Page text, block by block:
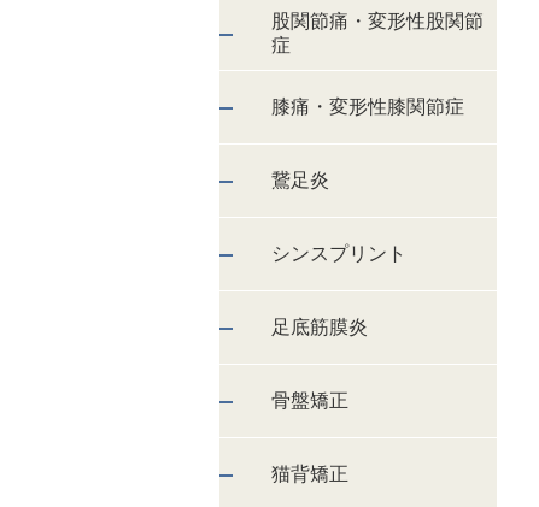
股関節痛・変形性股関節
症
膝痛・変形性膝関節症
鵞足炎
シンスプリント
足底筋膜炎
骨盤矯正
猫背矯正